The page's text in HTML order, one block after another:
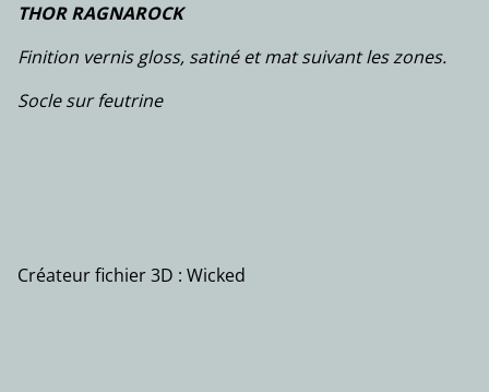
THOR RAGNAROCK
Finition vernis gloss, satiné et mat suivant les zones.
Socle sur feutrine
Créateur fichier 3D : Wicked